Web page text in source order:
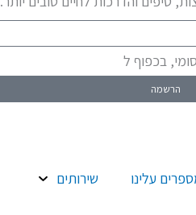
בכפוף ל
הרשמה
עלינו שירותים